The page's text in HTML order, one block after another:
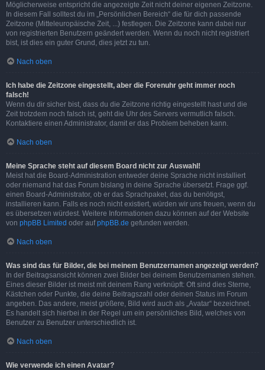
Möglicherweise entspricht die angezeigte Zeit nicht deiner eigenen Zeitzone.
In diesem Fall solltest du im „Persönlichen Bereich“ die für dich passende
Zeitzone (Mitteleuropäische Zeit, ...) festlegen. Die Zeitzone kann dabei nur
von registrierten Benutzern geändert werden. Wenn du noch nicht registriert
bist, ist dies ein guter Grund, dies jetzt zu tun.
Nach oben
Ich habe die Zeitzone eingestellt, aber die Forenuhr geht immer noch
falsch!
Wenn du dir sicher bist, dass du die Zeitzone richtig eingestellt hast und die
Zeit trotzdem noch falsch ist, geht die Uhr des Servers vermutlich falsch.
Kontaktiere einen Administrator, damit er das Problem beheben kann.
Nach oben
Meine Sprache steht auf diesem Board nicht zur Auswahl!
Meist hat die Board-Administration entweder deine Sprache nicht installiert
oder niemand hat das Forum bislang in deine Sprache übersetzt. Frage ggf.
einen Board-Administrator, ob er das Sprachpaket, das du benötigst,
installieren kann. Falls es noch nicht existiert, würden wir uns freuen, wenn du
es übersetzen würdest. Weitere Informationen dazu können auf der Website
von phpBB Limited oder aufphpBB.de gefunden werden.
Nach oben
Was sind das für Bilder, die bei meinem Benutzernamen angezeigt werden?
In der Beitragsansicht können zwei Bilder bei deinem Benutzernamen stehen.
Eines dieser Bilder ist meist mit deinem Rang verknüpft: Oft sind dies Sterne,
Kästchen oder Punkte, die deine Beitragszahl oder deinen Status im Forum
angeben. Das andere, meist größere, Bild wird auch als „Avatar“ bezeichnet.
Es handelt sich hierbei in der Regel um ein persönliches Bild, welches von
Benutzer zu Benutzer unterschiedlich ist.
Nach oben
Wie verwende ich einen Avatar?